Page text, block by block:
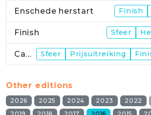
Enschede herstart Finish
Finish Sfeer
Campus Sfeer Prijsuitreiking
Other editions
2026 2025 2024 2023 2022